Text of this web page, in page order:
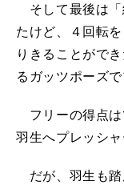
そして最後は「
たけど、４回転
りきることがで
るガッツポーズ
フリーの得点
羽生へプレッシャ
だが、羽生も踏